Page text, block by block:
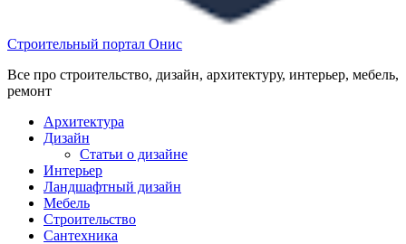
Строительный портал Онис
Все про строительство, дизайн, архитектуру, интерьер, мебель,
ремонт
Архитектура
Дизайн
Статьи о дизайне
Интерьер
Ландшафтный дизайн
Мебель
Строительство
Сантехника